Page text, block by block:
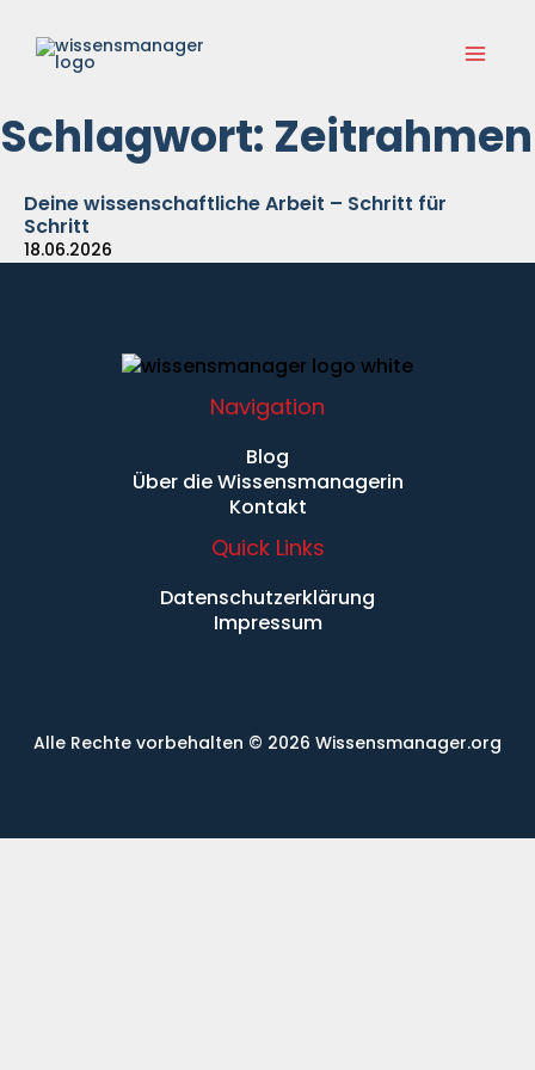
Inhalt
springen
Schlagwort: Zeitrahmen
Deine wissenschaftliche Arbeit – Schritt für
Schritt
18.06.2026
Navigation
Blog
Über die Wissensmanagerin
Kontakt
Quick Links
Datenschutzerklärung
Impressum
Alle Rechte vorbehalten © 2026 Wissensmanager.org